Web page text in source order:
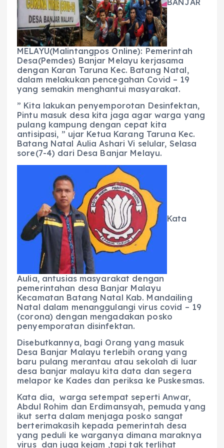
b
o
o
k
A
p
p
r
a
m
n
g
er
BANJAR
MELAYU(Malintangpos Online): Pemerintah
Desa(Pemdes) Banjar Melayu kerjasama
dengan Karan Taruna Kec. Batang Natal,
dalam melakukan pencegahan Covid – 19
yang semakin menghantui masyarakat.
” Kita lakukan penyemporotan Desinfektan,
Pintu masuk desa kita jaga agar warga yang
pulang kampung dengan cepat kita
antisipasi, ” ujar Ketua Karang Taruna Kec.
Batang Natal Aulia Ashari Vi selular, Selasa
sore(7-4) dari Desa Banjar Melayu.
Kata
Aulia, antusias masyarakat dengan
pemerintahan desa Banjar Malayu
Kecamatan Batang Natal Kab. Mandailing
Natal dalam menanggulangi virus covid – 19
(corona) dengan mengadakan posko
penyemporatan disinfektan.
Disebutkannya, bagi Orang yang masuk
Desa Banjar Malayu terlebih orang yang
baru pulang merantau atau sekolah di luar
desa banjar malayu kita data dan segera
melapor ke Kades dan periksa ke Puskesmas.
Kata dia, warga setempat seperti Anwar,
Abdul Rohim dan Erdimansyah, pemuda yang
ikut serta dalam menjaga posko sangat
berterimakasih kepada pemerintah desa
yang peduli ke warganya dimana maraknya
virus dan juga kejam ,tapi tak terlihat